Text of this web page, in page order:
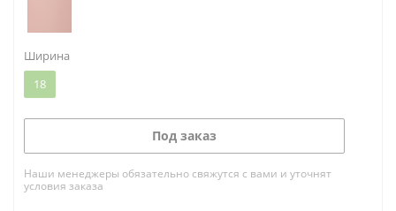
Ширина
18
Под заказ
Наши менеджеры обязательно свяжутся с вами и уточнят
условия заказа